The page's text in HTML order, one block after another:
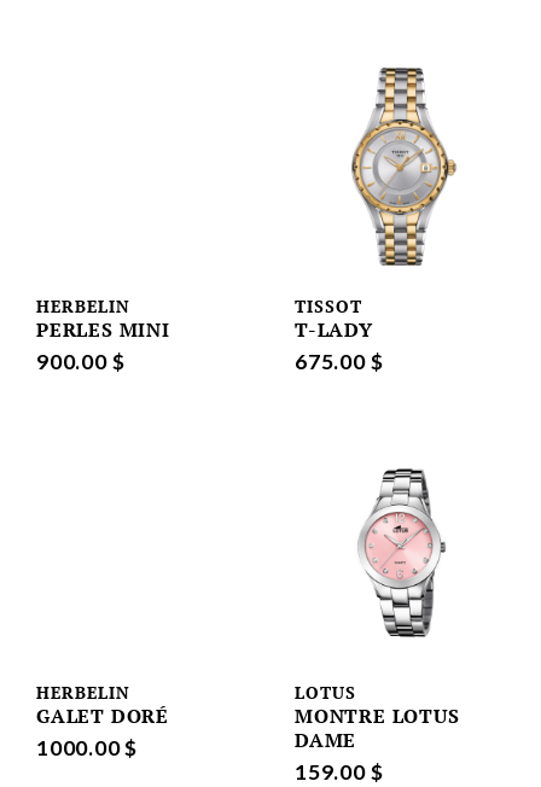
HERBELIN
PERLES MINI
900.00 $
TISSOT
T-LADY
675.00 $
HERBELIN
GALET DORÉ
1000.00 $
LOTUS
MONTRE LOTUS
DAME
159.00 $